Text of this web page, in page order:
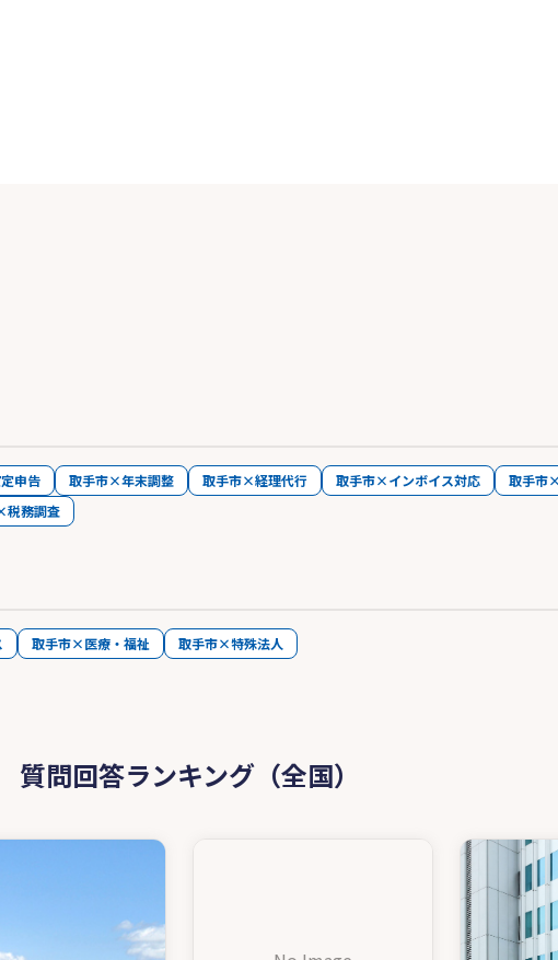
申告 取手市×年末調整 取手市×経理代行 取手市×インボイス対応 取手市
税務調査
取手市×医療・福祉 取手市×特殊法人
問回答ランキング（全国）